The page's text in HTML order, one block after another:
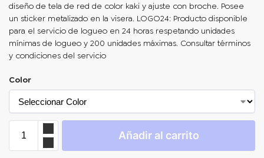
diseño de tela de red de color kaki y ajuste con broche. Posee
un sticker metalizado en la visera. LOGO24: Producto disponible
para el servicio de logueo en 24 horas respetando unidades
mínimas de logueo y 200 unidades máximas. Consultar términos
y condiciones del servicio
Color
Añadir al carrito